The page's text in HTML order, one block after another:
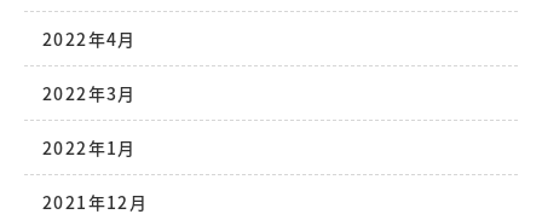
2022年4月
2022年3月
2022年1月
2021年12月